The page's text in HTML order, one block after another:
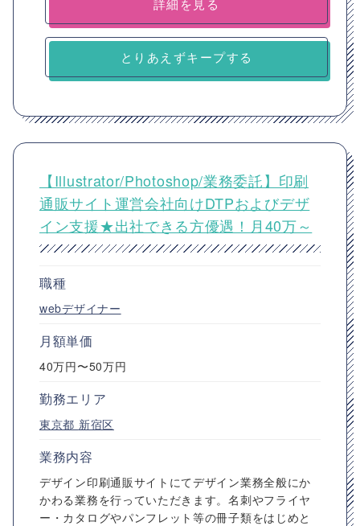
詳細を見る
とりあえずキープする
【Illustrator/Photoshop/業務委託】印刷
通販サイト運営会社向けDTPおよびデザ
イン支援★出社できる方優遇！月40万～
職種
webデザイナー
月額単価
40万円〜50万円
勤務エリア
東京都 新宿区
業務内容
デザイン印刷通販サイトにてデザイン業務全般にか
かわる業務を行っていただきます。名刺やフライヤ
ー・カタログやパンフレット等の冊子類をはじめと